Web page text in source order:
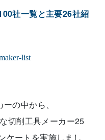
社一覧と主要26社紹
の中から、
切削工具メーカー25
ケートを実施しまし